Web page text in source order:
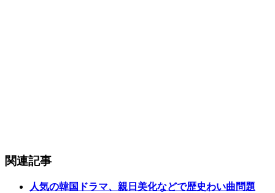
関連記事
人気の韓国ドラマ、親日美化などで歴史わい曲問題